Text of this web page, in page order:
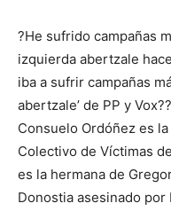
?He sufrido campañas
izquierda abertzale
iba a sufrir campañas
abertzale’ de PP y
Consuelo Ordóñez es
Colectivo de Víctimas
es la hermana de
Donostia asesinado por